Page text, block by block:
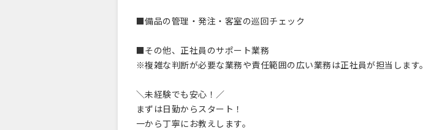
■備品の管理・発注・客室の巡回チェック
■その他、正社員のサポート業務
※複雑な判断が必要な業務や責任範囲の広い業務は正社員が担当します。
＼未経験でも安心！／
まずは日勤からスタート！
一から丁寧にお教えします。